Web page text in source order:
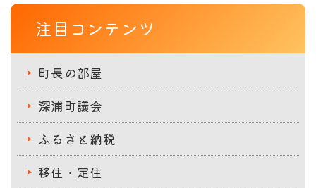
注目コンテンツ
町長の部屋
深浦町議会
ふるさと納税
移住・定住